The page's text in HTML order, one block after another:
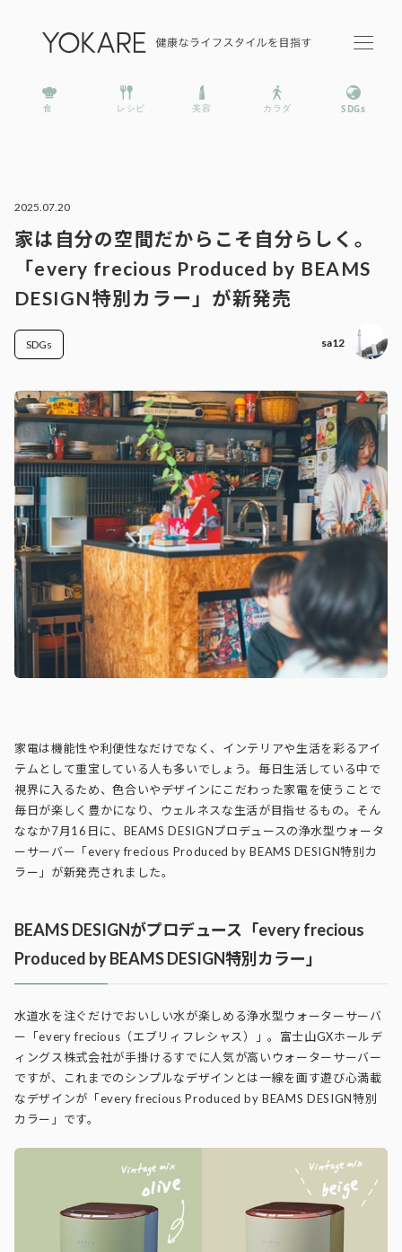
2025.07.20
家は自分の空間だからこそ自分らしく。
「every frecious Produced by BEAMS
DESIGN特別カラー」が新発売
SDGs sa12
家電は機能性や利便性なだけでなく、インテリアや生活を彩るアイ
テムとして重宝している人も多いでしょう。毎日生活している中で
視界に入るため、色合いやデザインにこだわった家電を使うことで
毎日が楽しく豊かになり、ウェルネスな生活が目指せるもの。そん
ななか7月16日に、BEAMS DESIGNプロデュースの浄水型ウォータ
ーサーバー「every frecious Produced by BEAMS DESIGN特別カ
ラー」が新発売されました。
BEAMS DESIGNがプロデュース「every frecious
Produced by BEAMS DESIGN特別カラー」
水道水を注ぐだけでおいしい水が楽しめる浄水型ウォーターサーバ
ー「every frecious（エブリィフレシャス）」。富士山GXホールデ
ィングス株式会社が手掛けるすでに人気が高いウォーターサーバー
ですが、これまでのシンプルなデザインとは一線を画す遊び心満載
なデザインが「every frecious Produced by BEAMS DESIGN特別
カラー」です。